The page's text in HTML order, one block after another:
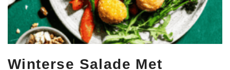
Winterse Salade Met